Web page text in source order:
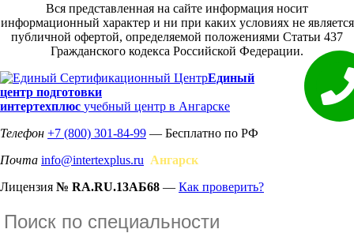
Вся представленная на сайте информация носит
информационный характер и ни при каких условиях не является
публичной офертой, определяемой положениями Статьи 437
Гражданского кодекса Российской Федерации.
Единый
центр подготовки
интертехплюс учебный центр в Ангарске
Телефон +7 (800) 301-84-99 — Бесплатно по РФ
Почта info@intertexplus.ru Ангарск
Лицензия № RA.RU.13АБ68 — Как проверить?